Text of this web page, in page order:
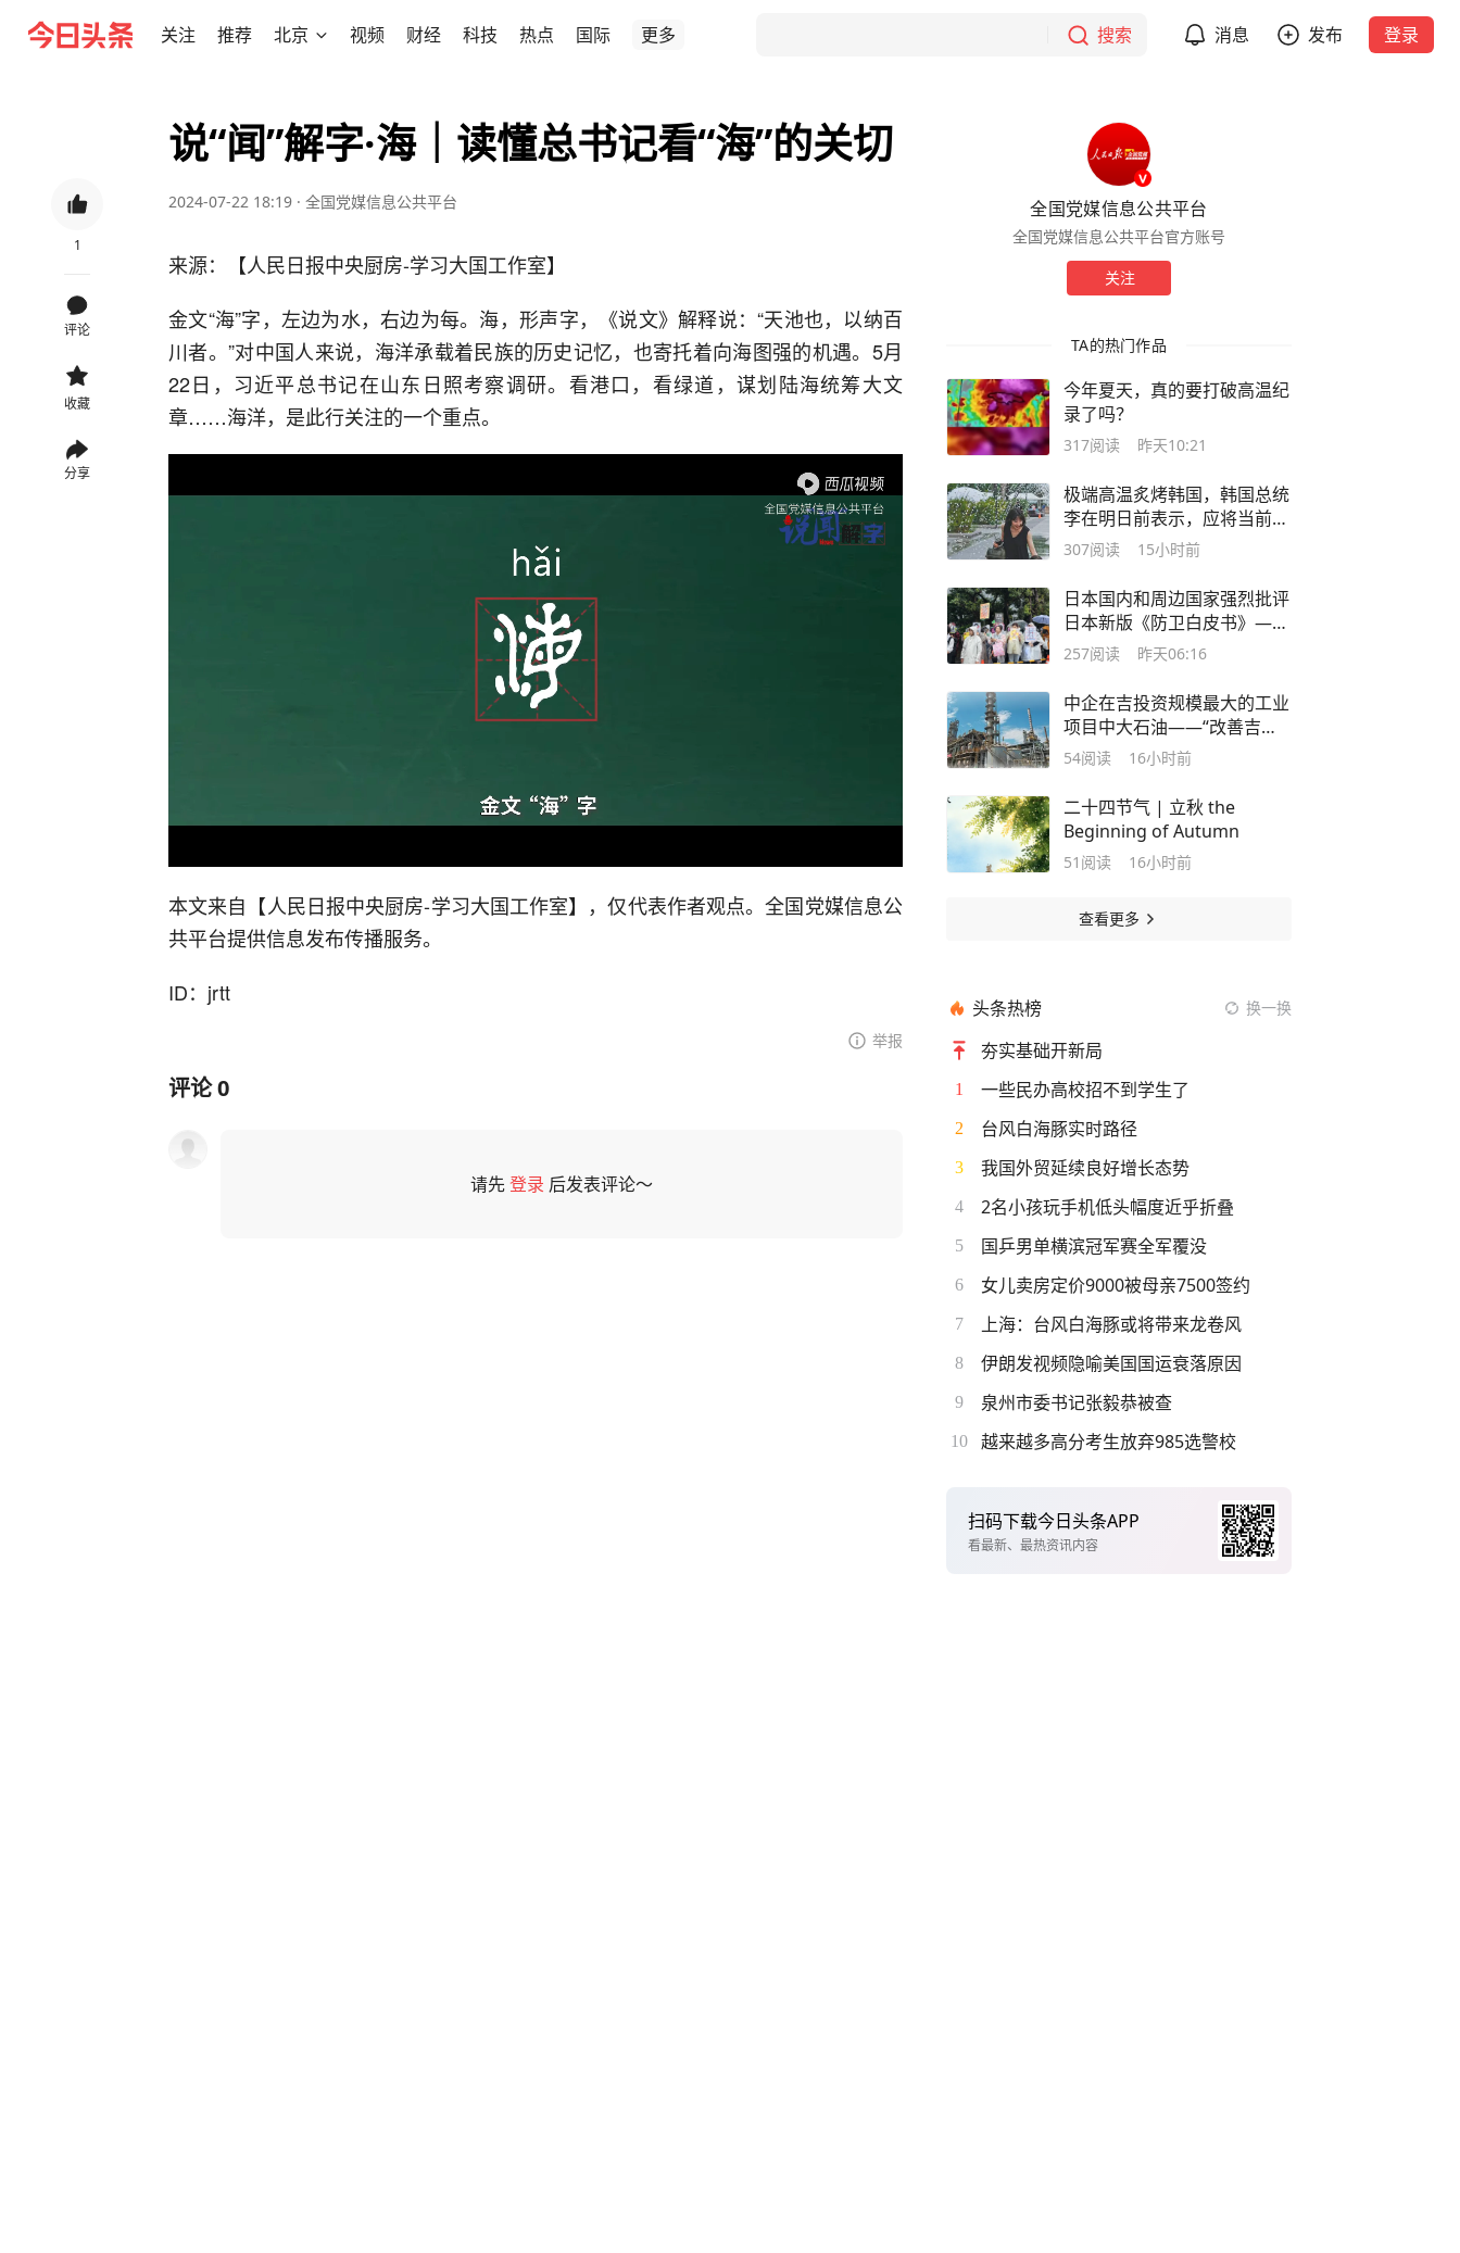
关注 推荐 北京 视频 财经 科技 热点 国际 更多 搜索 消息 发布 登录
1
评论
收藏
分享
说“闻”解字·海｜读懂总书记看“海”的关切
2024-07-22 18:19 · 全国党媒信息公共平台
来源：【人民日报中央厨房-学习大国工作室】
金文“海”字，左边为水，右边为每。海，形声字，《说文》解释说：“天池也，以纳百
川者。”对中国人来说，海洋承载着民族的历史记忆，也寄托着向海图强的机遇。5月
22日，习近平总书记在山东日照考察调研。看港口，看绿道，谋划陆海统筹大文
章……海洋，是此行关注的一个重点。
本文来自【人民日报中央厨房-学习大国工作室】，仅代表作者观点。全国党媒信息公
共平台提供信息发布传播服务。
ID：jrtt
举报
评论0
请先登录 后发表评论～
全国党媒信息公共平台
全国党媒信息公共平台官方账号
关注
TA的热门作品
今年夏天，真的要打破高温纪
录了吗？
317阅读 昨天10:21
极端高温炙烤韩国，韩国总统
李在明日前表示，应将当前状
况视为“国家灾难事态”
307阅读 15小时前
日本国内和周边国家强烈批评
日本新版《防卫白皮书》——
“高市早苗政府‘新型军国主
257阅读 昨天06:16
中企在吉投资规模最大的工业
项目中大石油——“改善吉尔
吉斯斯坦油品质量，提升生产
54阅读 16小时前
二十四节气 | 立秋 the
Beginning of Autumn
51 阅读 16小时前
查看更多
头条热榜 换一换
夯实基础开新局
1 一些民办高校招不到学生了
2 台风白海豚实时路径
3 我国外贸延续良好增长态势
4 2名小孩玩手机低头幅度近乎折叠
5 国乒男单横滨冠军赛全军覆没
6 女儿卖房定价9000被母亲7500签约
7 上海：台风白海豚或将带来龙卷风
8 伊朗发视频隐喻美国国运衰落原因
9 泉州市委书记张毅恭被查
10 越来越多高分考生放弃985选警校
扫码下载今日头条APP
看最新、最热资讯内容